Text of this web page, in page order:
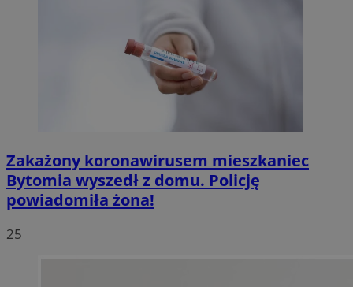
Zakażony koronawirusem mieszkaniec
Bytomia wyszedł z domu. Policję
powiadomiła żona!
25